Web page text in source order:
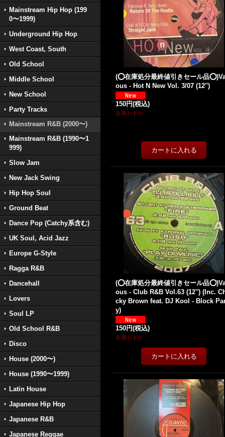
Mainstream Hip Hop (199
0〜1999)
Underground Hip Hop
West Coast, South
Old School
Middle School
New School
Party Tracks
Mainstream R&B (2000〜)
Mainstream R&B (1990〜1
999)
Slow Jam
New Jack Swing
Hip Hop Soul
Ground Beat
Dance Pop (Catchy系含む)
UK Soul, Acid Jazz
Europe G-Style
Ragga R&B
Dancehall
Lovers
Soul LP
Old School R&B
Disco
House (2000〜)
House (1990〜1999)
Latin House
Japanese Hip Hop
Japanese R&B
Japanese Reggae
(⭕️在庫処分最終値引きセール品
ous - Hot N New Vol. 3/07 (12'')
150円(税込)
在庫わずか
(⭕️在庫処分最終値引きセール品
ous - Club R&B Vol.63 (12'') (Inc.
cky Brown feat. DJ Kool - Block
y)
150円(税込)
在庫わずか